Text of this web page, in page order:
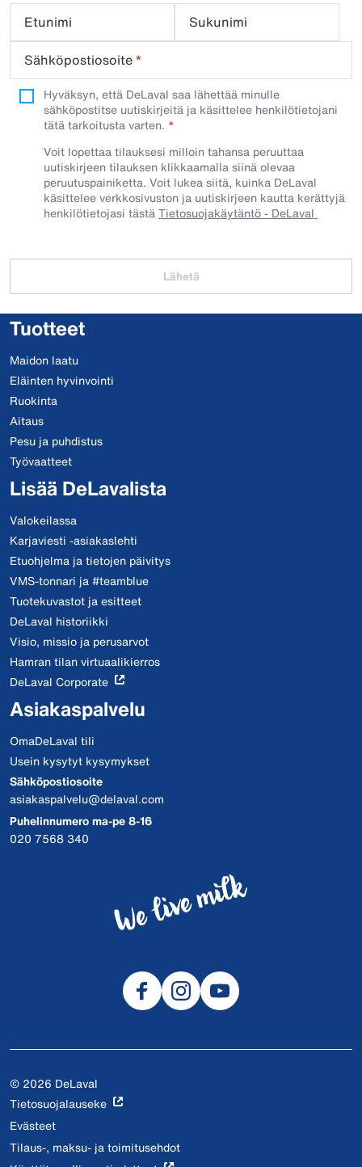
Etunimi
Sukunimi
Sähköpostiosoite*
Hyväksyn, että DeLaval saa lähettää minulle
sähköpostitse uutiskirjeitä ja käsittelee henkilötietojani
tätä tarkoitusta varten.
Voit lopettaa tilauksesi milloin tahansa peruuttaa
uutiskirjeen tilauksen klikkaamalla siinä olevaa
peruutuspainiketta. Voit lukea siitä, kuinka DeLaval
käsittelee verkkosivuston ja uutiskirjeen kautta kerättyjä
henkilötietojasi tästäTietosuojakäytäntö - DeLaval
Lähetä
Tuotteet
Maidon laatu
Eläinten hyvinvointi
Ruokinta
Aitaus
Pesu ja puhdistus
Työvaatteet
Lisää DeLavalista
Valokeilassa
Karjaviesti -asiakaslehti
Etuohjelma ja tietojen päivitys
VMS-tonnari ja #teamblue
Tuotekuvastot ja esitteet
DeLaval historiikki
Visio, missio ja perusarvot
Hamran tilan virtuaalikierros
DeLaval Corporate
Asiakaspalvelu
OmaDeLaval tili
Usein kysytyt kysymykset
Sähköpostiosoite
asiakaspalvelu@delaval.com
Puhelinnumero ma-pe 8-16
020 7568 340
© 2026 DeLaval
Tietosuojalauseke
Evästeet
Tilaus-, maksu- ja toimitusehdot